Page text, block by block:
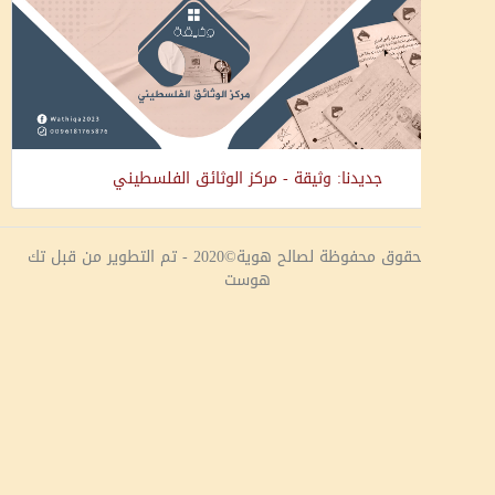
جديدنا: وثيقة - مركز الوثائق الفلسطيني
جميع الحقوق محفوظة لصالح هوية©2020 - تم التطوير من قبل تك